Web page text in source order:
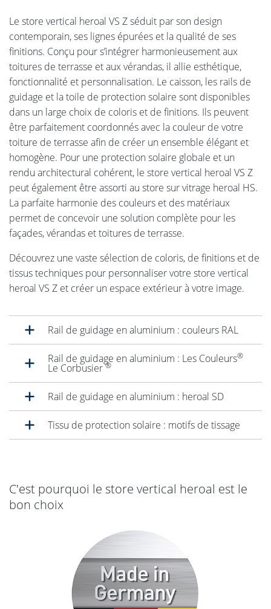
Le store vertical heroal VS Z séduit par son design
contemporain, ses lignes épurées et la qualité de ses
finitions. Conçu pour s’intégrer harmonieusement aux
toitures de terrasse et aux vérandas, il allie esthétique,
fonctionnalité et personnalisation. Le caisson, les rails de
guidage et la toile de protection solaire sont disponibles
dans un large choix de coloris et de finitions. Ils peuvent
être parfaitement coordonnés avec la couleur de votre
toiture de terrasse afin de créer un ensemble élégant et
homogène. Pour une protection solaire globale et un
rendu architectural cohérent, le store vertical heroal VS Z
peut également être assorti au store sur vitrage heroal HS.
La parfaite harmonie des couleurs et des matériaux
permet de concevoir une solution complète pour les
façades, vérandas et toitures de terrasse.
Découvrez une vaste sélection de coloris, de finitions et de
tissus techniques pour personnaliser votre store vertical
heroal VS Z et créer un espace extérieur à votre image.
Rail de guidage en aluminium : couleurs RAL
Rail de guidage en aluminium : Les Couleurs®
Le Corbusier®
Rail de guidage en aluminium : heroal SD
Tissu de protection solaire : motifs de tissage
C'est pourquoi le store vertical heroal est le
bon choix